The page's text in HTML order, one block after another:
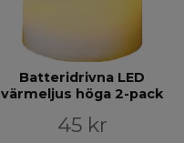
Batteridrivna LED
värmeljus höga 2-pack
45 kr